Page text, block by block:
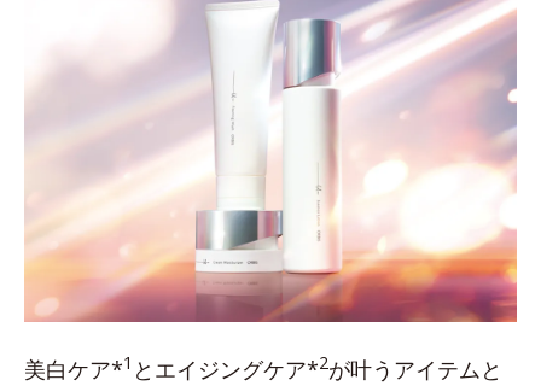
美白ケア*1 とエイジングケア*2が叶うアイテムと